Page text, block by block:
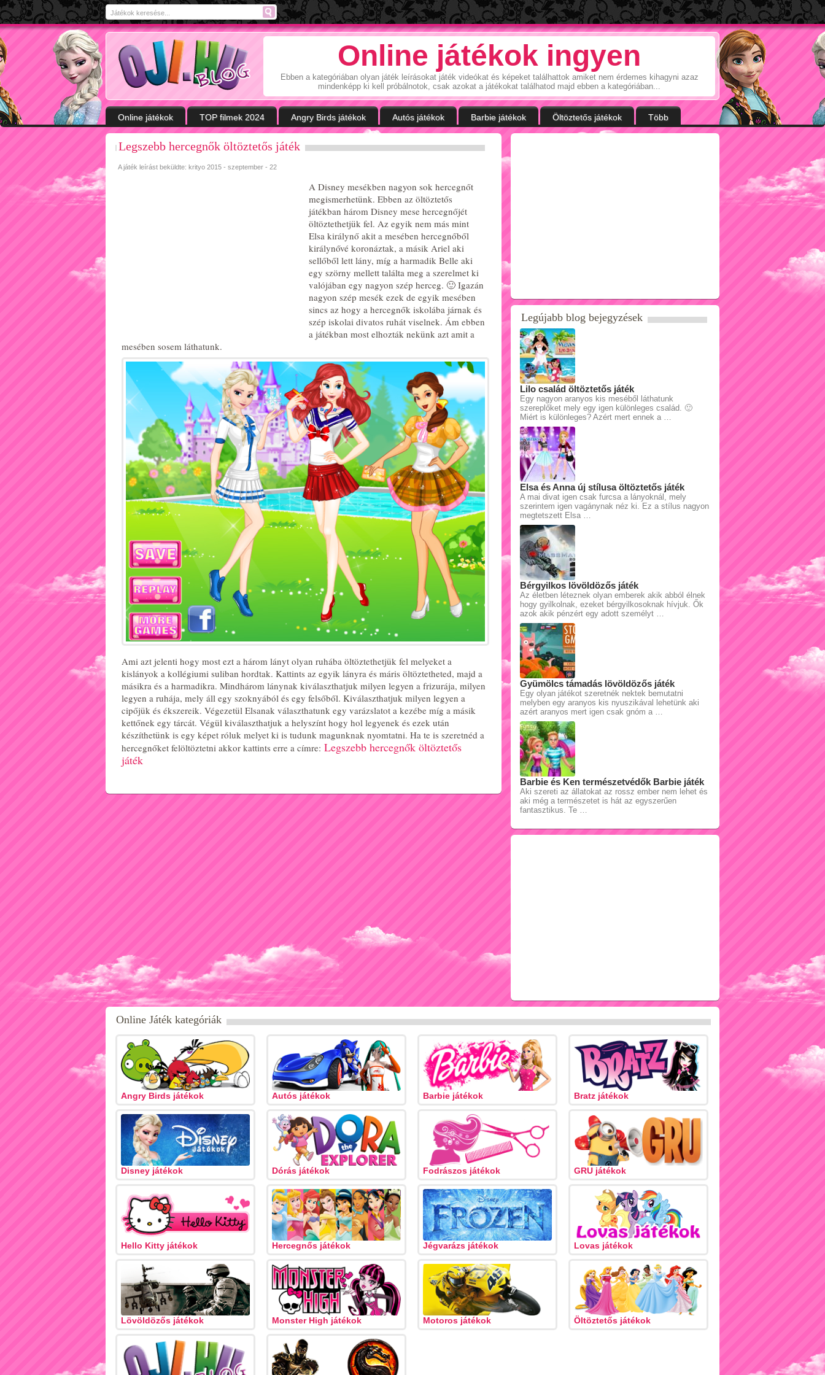
Online játékok ingyen
Ebben a kategóriában olyan játék leírásokat játék videókat és képeket találhattok amiket nem érdemes kihagyni azaz
mindenképp ki kell próbálnotok, csak azokat a játékokat találhatod majd ebben a kategóriában...
Online játékok TOP filmek 2024 Angry Birds játékok Autós játékok Barbie játékok Öltöztetős játékok Több
Legszebb hercegnők öltöztetős játék
A játék leírást beküldte: krityo 2015 - szeptember - 22
A Disney mesékben nagyon sok hercegnőt
megismerhetünk. Ebben az öltöztetős
játékban három Disney mese hercegnőjét
öltöztethetjük fel. Az egyik nem más mint
Elsa királynő akit a mesében hercegnőből
királynővé koronáztak, a másik Ariel aki
sellőből lett lány, míg a harmadik Belle aki
egy szörny mellett találta meg a szerelmet ki
valójában egy nagyon szép herceg. 🙂 Igazán
nagyon szép mesék ezek de egyik mesében
sincs az hogy a hercegnők iskolába járnak és
szép iskolai divatos ruhát viselnek. Ám ebben
a játékban most elhozták nekünk azt amit a
mesében sosem láthatunk.
Ami azt jelenti hogy most ezt a három lányt olyan ruhába öltöztethetjük fel melyeket a
kislányok a kollégiumi suliban hordtak. Kattints az egyik lányra és máris öltöztetheted, majd a
másikra és a harmadikra. Mindhárom lánynak kiválaszthatjuk milyen legyen a frizurája, milyen
legyen a ruhája, mely áll egy szoknyából és egy felsőből. Kiválaszthatjuk milyen legyen a
cipőjük és ékszereik. Végezetül Elsanak választhatunk egy varázslatot a kezébe míg a másik
kettőnek egy tárcát. Végül kiválaszthatjuk a helyszínt hogy hol legyenek és ezek után
készíthetünk is egy képet róluk melyet ki is tudunk magunknak nyomtatni. Ha te is szeretnéd a
hercegnőket felöltöztetni akkor kattints erre a címre: Legszebb hercegnők öltöztetős
játék
Legújabb blog bejegyzések
Lilo család öltöztetős játék
Egy nagyon aranyos kis meséből láthatunk
szereplőket mely egy igen különleges család. 🙂
Miért is különleges? Azért mert ennek a …
Elsa és Anna új stílusa öltöztetős játék
A mai divat igen csak furcsa a lányoknál, mely
szerintem igen vagánynak néz ki. Ez a stílus nagyon
megtetszett Elsa …
Bérgyilkos lövöldözős játék
Az életben léteznek olyan emberek akik abból élnek
hogy gyilkolnak, ezeket bérgyilkosoknak hívjuk. Ők
azok akik pénzért egy adott személyt …
Gyümölcs támadás lövöldözős játék
Egy olyan játékot szeretnék nektek bemutatni
melyben egy aranyos kis nyuszikával lehetünk aki
azért aranyos mert igen csak gnóm a …
Barbie és Ken természetvédők Barbie játék
Aki szereti az állatokat az rossz ember nem lehet és
aki még a természetet is hát az egyszerűen
fantasztikus. Te …
Online Játék kategóriák
Angry Birds játékok Autós játékok Barbie játékok Bratz játékok
Disney játékok Dórás játékok Fodrászos játékok GRU játékok
Hello Kitty játékok Hercegnős játékok Jégvarázs játékok Lovas játékok
Lövöldözős játékok Monster High játékok Motoros játékok Öltöztetős játékok